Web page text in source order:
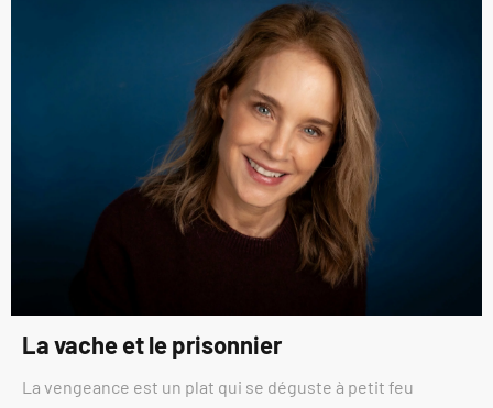
La vache et le prisonnier
La vengeance est un plat qui se déguste à petit feu